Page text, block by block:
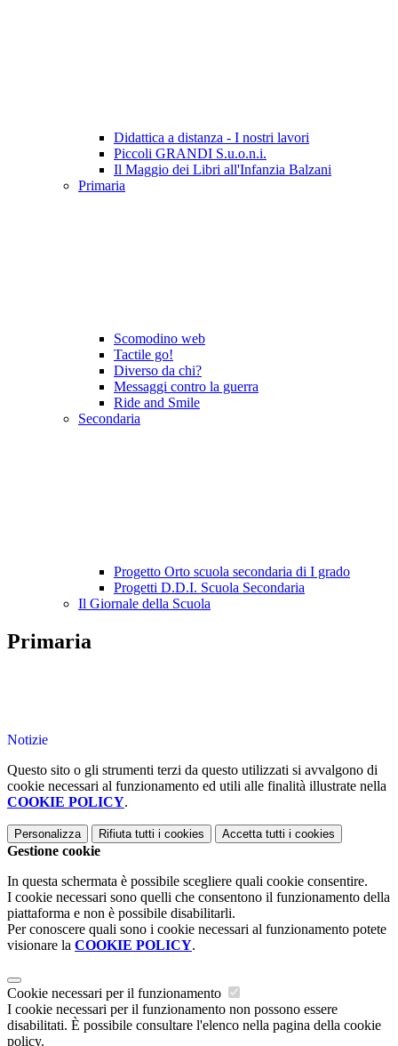
Didattica a distanza - I nostri lavori
Piccoli GRANDI S.u.o.n.i.
Il Maggio dei Libri all'Infanzia Balzani
Primaria
Scomodino web
Tactile go!
Diverso da chi?
Messaggi contro la guerra
Ride and Smile
Secondaria
Progetto Orto scuola secondaria di I grado
Progetti D.D.I. Scuola Secondaria
Il Giornale della Scuola
Primaria
Notizie
Questo sito o gli strumenti terzi da questo utilizzati si avvalgono di
cookie necessari al funzionamento ed utili alle finalità illustrate nella
COOKIE POLICY.
Personalizza Rifiuta tutti i cookies Accetta tutti i cookies
Gestione cookie
In questa schermata è possibile scegliere quali cookie consentire.
I cookie necessari sono quelli che consentono il funzionamento della
piattaforma e non è possibile disabilitarli.
Per conoscere quali sono i cookie necessari al funzionamento potete
visionare la COOKIE POLICY.
Cookie necessari per il funzionamento
I cookie necessari per il funzionamento non possono essere
disabilitati. È possibile consultare l'elenco nella pagina della cookie
policy.